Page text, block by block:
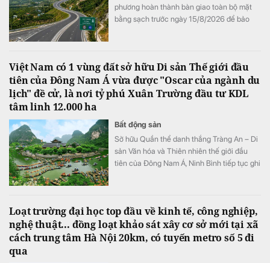
phương hoàn thành bàn giao toàn bộ mặt
bằng sạch trước ngày 15/8/2026 để bảo
Việt Nam có 1 vùng đất sở hữu Di sản Thế giới đầu
tiên của Đông Nam Á vừa được "Oscar của ngành du
lịch" đề cử, là nơi tỷ phú Xuân Trường đầu tư KDL
tâm linh 12.000 ha
Bất động sản
Sở hữu Quần thể danh thắng Tràng An – Di
sản Văn hóa và Thiên nhiên thế giới đầu
tiên của Đông Nam Á, Ninh Bình tiếp tục ghi
Loạt trường đại học top đầu về kinh tế, công nghiệp,
nghệ thuật... đồng loạt khảo sát xây cơ sở mới tại xã
cách trung tâm Hà Nội 20km, có tuyến metro số 5 đi
qua